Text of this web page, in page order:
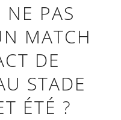
PAS
MATCH
DE
STADE
ÉTÉ ?